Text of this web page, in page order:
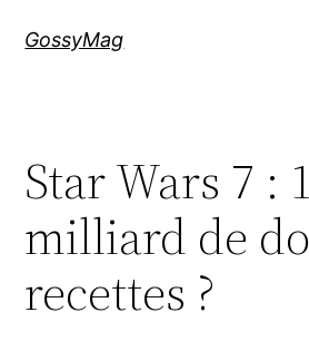
GossyMag
Star Wars 7 :
milliard de
recettes ?